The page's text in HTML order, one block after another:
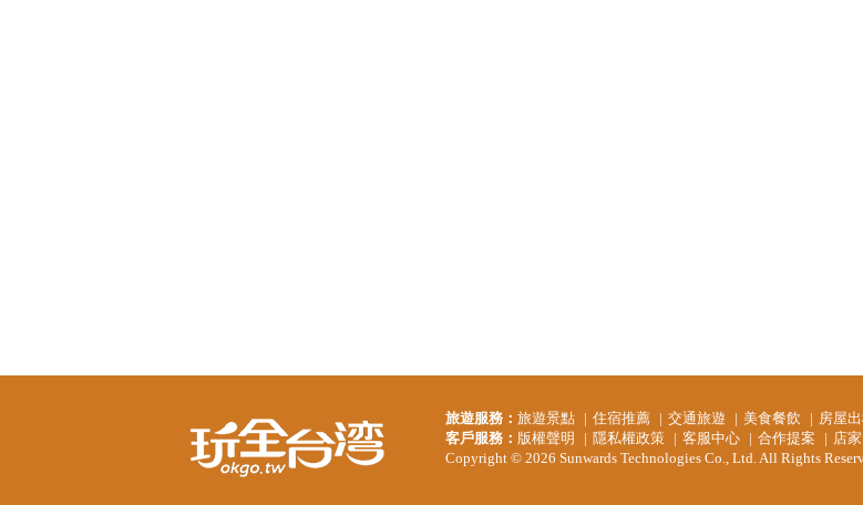
旅遊服務： 旅遊景點 住宿推薦 交通旅遊 美食餐飲 房屋
客戶服務： 版權聲明 隱私權政策 客服中心 合作提案 店
Copyright © 2026 Sunwards Technologies Co., Ltd. All Rights